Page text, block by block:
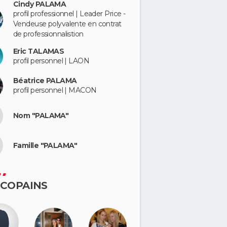
Cindy PALAMA
profil professionnel | Leader Price -
Vendeuse polyvalente en contrat
de professionnalistion
Eric TALAMAS
profil personnel | LAON
Béatrice PALAMA
profil personnel | MACON
Nom "PALAMA"
Famille "PALAMA"